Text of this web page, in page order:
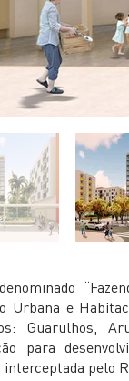
Urbana e
Guarulhos,
para
interceptada pelo